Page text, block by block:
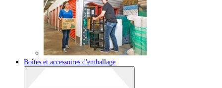
Boîtes et accessoires d'emballage